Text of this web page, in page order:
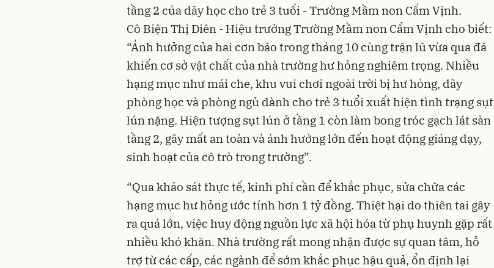
tầng 2 của dãy học cho trẻ 3 tuổi - Trường Mầm non Cẩm Vịnh.
Cô Biện Thị Diên - Hiệu trưởng Trường Mầm non Cẩm Vịnh cho biết:
“Ảnh hưởng của hai cơn bão trong tháng 10 cùng trận lũ vừa qua đã
khiến cơ sở vật chất của nhà trường hư hỏng nghiêm trọng. Nhiều
hạng mục như mái che, khu vui chơi ngoài trời bị hư hỏng, dãy
phòng học và phòng ngủ dành cho trẻ 3 tuổi xuất hiện tình trạng sụt
lún nặng. Hiện tượng sụt lún ở tầng 1 còn làm bong tróc gạch lát sàn
tầng 2, gây mất an toàn và ảnh hưởng lớn đến hoạt động giảng dạy,
sinh hoạt của cô trò trong trường”.
“Qua khảo sát thực tế, kinh phí cần để khắc phục, sửa chữa các
hạng mục hư hỏng ước tính hơn 1 tỷ đồng. Thiệt hại do thiên tai gây
ra quá lớn, việc huy động nguồn lực xã hội hóa từ phụ huynh gặp rất
nhiều khó khăn. Nhà trường rất mong nhận được sự quan tâm, hỗ
trợ từ các cấp, các ngành để sớm khắc phục hậu quả, ổn định lại